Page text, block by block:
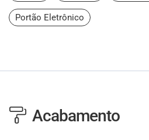
Portão Eletrônico
Acabamento